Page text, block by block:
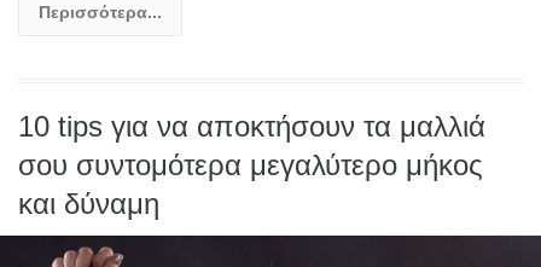
Περισσότερα...
10 tips για να αποκτήσουν τα μαλλιά
σου συντομότερα μεγαλύτερο μήκος
και δύναμη